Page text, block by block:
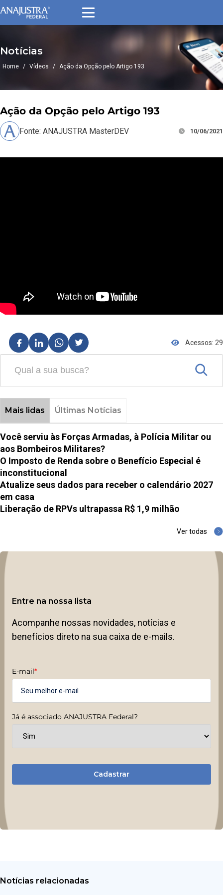
Notícias
Home / Vídeos / Ação da Opção pelo Artigo 193
Ação da Opção pelo Artigo 193
Fonte: ANAJUSTRA MasterDEV 10/06/2021
Acessos: 29
Mais lidas Últimas Notícias
Você serviu às Forças Armadas, à Polícia Militar ou
aos Bombeiros Militares?
O Imposto de Renda sobre o Benefício Especial é
inconstitucional
Atualize seus dados para receber o calendário 2027
em casa
Liberação de RPVs ultrapassa R$ 1,9 milhão
Ver todas
Entre na nossa lista
Acompanhe nossas novidades, notícias e
benefícios direto na sua caixa de e-mails.
E-mail*
Já é associado ANAJUSTRA Federal?
Cadastrar
Notícias relacionadas